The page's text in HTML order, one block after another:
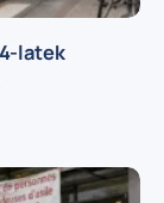
latek